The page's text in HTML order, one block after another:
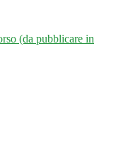
(da pubblicare in